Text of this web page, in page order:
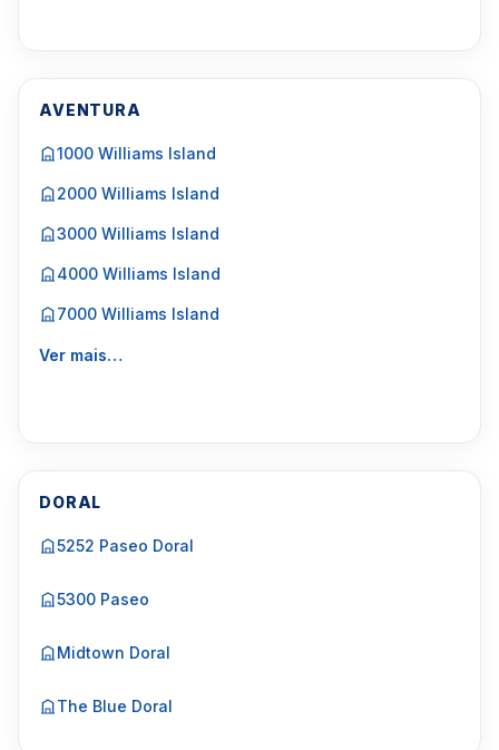
AVENTURA
1000 Williams Island
2000 Williams Island
3000 Williams Island
4000 Williams Island
7000 Williams Island
Ver mais…
DORAL
5252 Paseo Doral
5300 Paseo
Midtown Doral
The Blue Doral